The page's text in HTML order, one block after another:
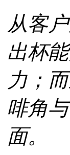
从客
出杯
力；
啡角
面。